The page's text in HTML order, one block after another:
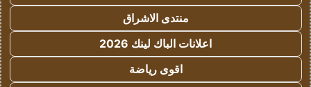
منتدى الاشراق
اعلانات الباك لينك 2026
اقوى رياضة